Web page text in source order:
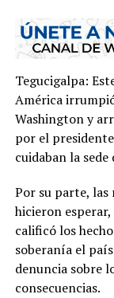
Tegucigalpa:
América
Washington y
por el
cuidaban la
Por su parte, las
hicieron
calificó los
soberanía el
denuncia sobre
consecuencias.